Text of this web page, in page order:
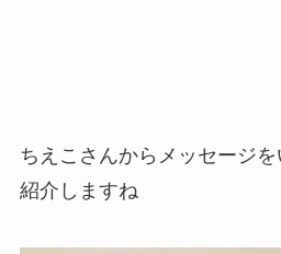
ちえこさんからメッセージ
紹介しますね